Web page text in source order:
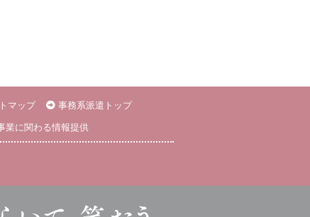
マップ
事務系派遣トップ
業に関わる情報提供